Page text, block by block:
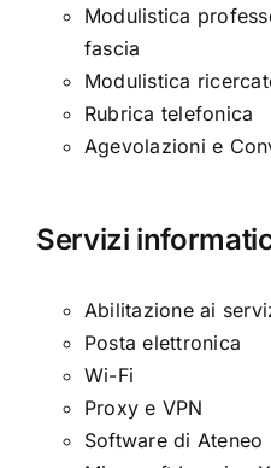
Modulistica
fascia
Modulistica
Rubrica telefonica
Agevolazioni e
Servizi
Abilitazione ai
Posta elettronica
Wi-Fi
Proxy e VPN
Software di Ateneo